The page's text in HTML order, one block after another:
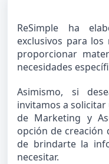
ReSimple ha
exclusivos para
proporcionar
necesidades
Asimismo, si
invitamos a
de Marketing y
opción de creación
de brindarte la
necesitar.